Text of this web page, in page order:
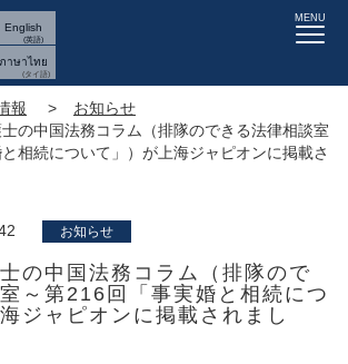
English
ภาษาไทย
MENU
報
お知らせ
の中国法務コラム（排隊のできる法律相談室
相続について」）が上海ジャピオンに掲載さ
お知らせ
の中国法務コラム（排隊ので
～第216回「事実婚と相続につ
ジャピオンに掲載されまし